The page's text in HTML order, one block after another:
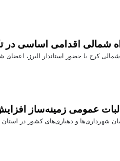
شمالی اقدامی اساسی در
کرج با حضور استاندار البرز،
عمومی زمینه‌ساز
شهرداری‌ها و دهیاری‌های کشور در استان